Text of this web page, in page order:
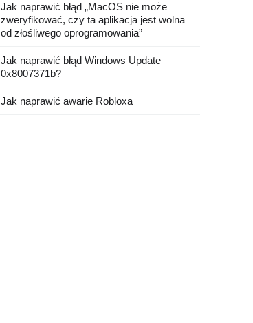
Jak naprawić błąd „MacOS nie może
zweryfikować, czy ta aplikacja jest wolna
od złośliwego oprogramowania”
Jak naprawić błąd Windows Update
0x8007371b?
Jak naprawić awarie Robloxa